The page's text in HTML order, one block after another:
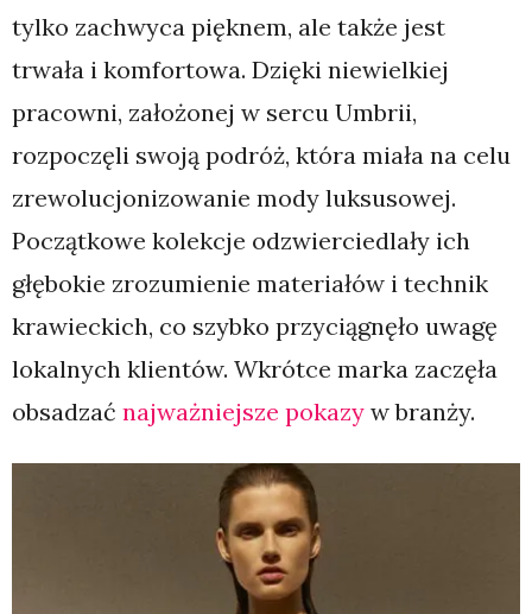
tylko zachwyca pięknem, ale także jest
trwała i komfortowa. Dzięki niewielkiej
pracowni, założonej w sercu Umbrii,
rozpoczęli swoją podróż, która miała na celu
zrewolucjonizowanie mody luksusowej.
Początkowe kolekcje odzwierciedlały ich
głębokie zrozumienie materiałów i technik
krawieckich, co szybko przyciągnęło uwagę
lokalnych klientów. Wkrótce marka zaczęła
obsadzać najważniejsze pokazy w branży.